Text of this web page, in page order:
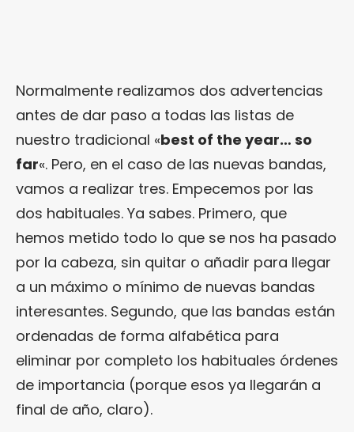
Normalmente realizamos dos advertencias
antes de dar paso a todas las listas de
nuestro tradicional «best of the year… so
far«. Pero, en el caso de las nuevas bandas,
vamos a realizar tres. Empecemos por las
dos habituales. Ya sabes. Primero, que
hemos metido todo lo que se nos ha pasado
por la cabeza, sin quitar o añadir para llegar
a un máximo o mínimo de nuevas bandas
interesantes. Segundo, que las bandas están
ordenadas de forma alfabética para
eliminar por completo los habituales órdenes
de importancia (porque esos ya llegarán a
final de año, claro).